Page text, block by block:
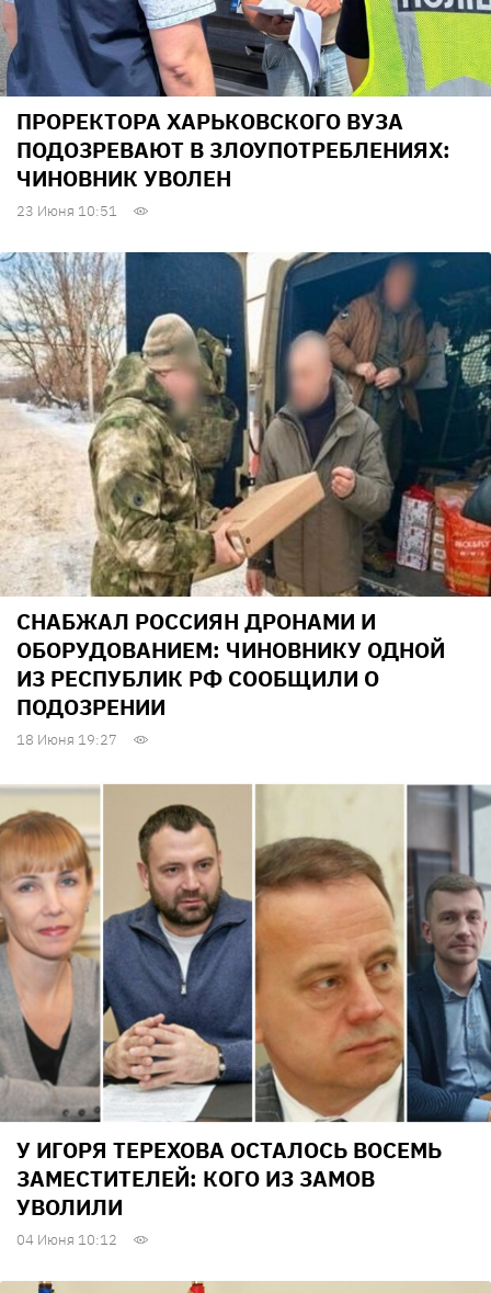
ПРОРЕКТОРА ХАРЬКОВСКОГО ВУЗА
ПОДОЗРЕВАЮТ В ЗЛОУПОТРЕБЛЕНИЯХ:
ЧИНОВНИК УВОЛЕН
23 Июня 10:51
СНАБЖАЛ РОССИЯН ДРОНАМИ И
ОБОРУДОВАНИЕМ: ЧИНОВНИКУ ОДНОЙ
ИЗ РЕСПУБЛИК РФ СООБЩИЛИ О
ПОДОЗРЕНИИ
18 Июня 19:27
У ИГОРЯ ТЕРЕХОВА ОСТАЛОСЬ ВОСЕМЬ
ЗАМЕСТИТЕЛЕЙ: КОГО ИЗ ЗАМОВ
УВОЛИЛИ
04 Июня 10:12